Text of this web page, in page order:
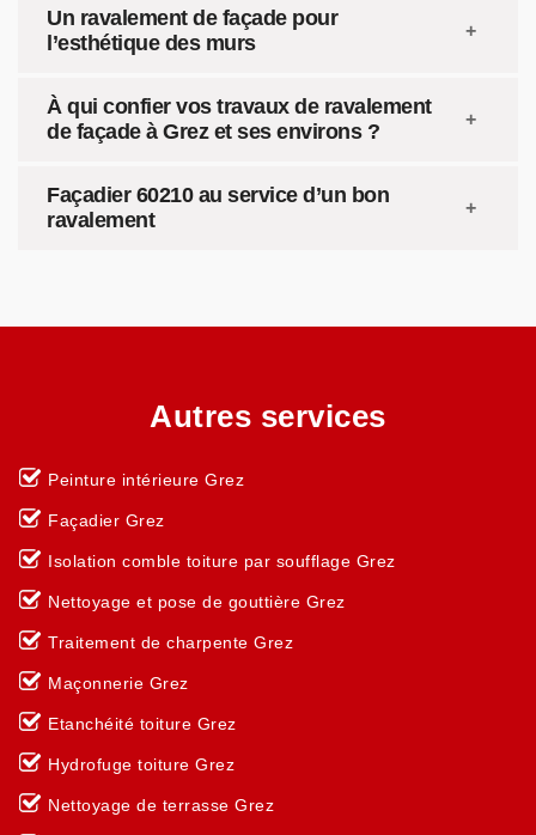
Un ravalement de façade pour
l’esthétique des murs
À qui confier vos travaux de ravalement
de façade à Grez et ses environs ?
Façadier 60210 au service d’un bon
ravalement
Autres services
Peinture intérieure Grez
Façadier Grez
Isolation comble toiture par soufflage Grez
Nettoyage et pose de gouttière Grez
Traitement de charpente Grez
Maçonnerie Grez
Etanchéité toiture Grez
Hydrofuge toiture Grez
Nettoyage de terrasse Grez